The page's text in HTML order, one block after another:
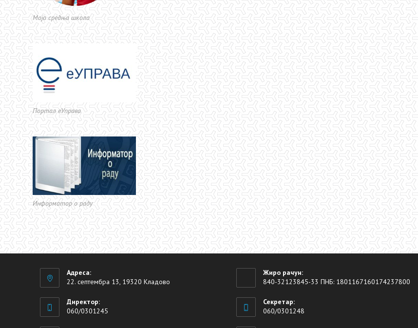
Моја средња школа
Портал еУправа
Информатор о раду
Адреса:
22. септембра 13, 19320 Кладово
Директор:
060/0301245
Жиро рачун:
840-32123845-33 ПНБ: 1801167160174237800
Секретар:
060/0301248